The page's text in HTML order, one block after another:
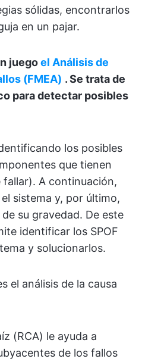
sólidas, encontrarlos
en un pajar.
juegoel Análisis de
(FMEA) . Se trata de
para detectar posibles
los posibles
que tienen
fallar). A continuación,
sistema y, por último,
su gravedad. De este
identificar los SPOF
y solucionarlos.
el análisis de la causa
(RCA) le ayuda a
de los fallos